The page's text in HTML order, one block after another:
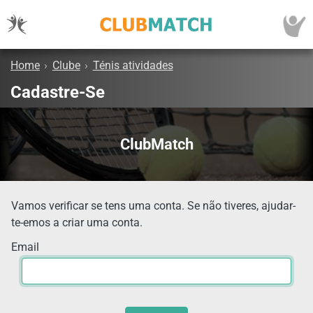
Home › Clube › Ténis atividades
Cadastre-Se
ClubMatch
Vamos verificar se tens uma conta. Se não tiveres, ajudar-
te-emos a criar uma conta.
Email